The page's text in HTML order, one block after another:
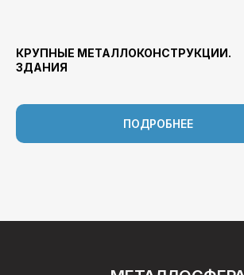
КРУПНЫЕ МЕТАЛЛОКОНСТРУКЦИИ.
ЗДАНИЯ
ПОДРОБНЕЕ